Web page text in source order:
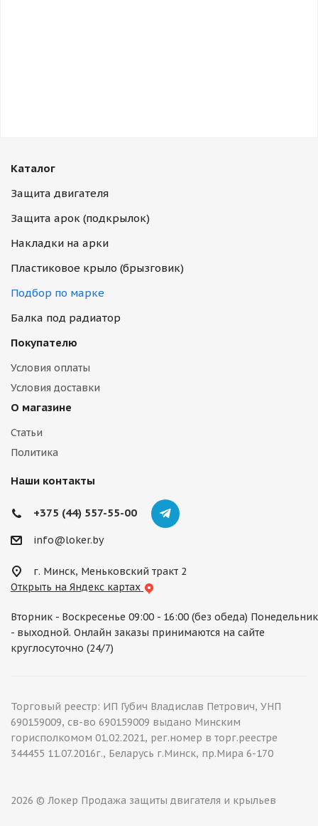
Каталог
Защита двигателя
Защита арок (подкрылок)
Накладки на арки
Пластиковое крыло (брызговик)
Подбор по марке
Балка под радиатор
Покупателю
Условия оплаты
Условия доставки
О магазине
Статьи
Политика
Наши контакты
+375 (44) 557-55-00
info@loker.by
г. Минск, Меньковский тракт 2
Открыть на Яндекс картах
Вторник - Воскресенье 09:00 - 16:00 (без обеда) Понедельник
- выходной. Онлайн заказы принимаются на сайте
круглосуточно (24/7)
Торговый реестр: ИП Губич Владислав Петрович, УНП
690159009, св-во 690159009 выдано Минским
горисполкомом 01.02.2021, рег.номер в торг.реестре
344455 11.07.2016г., Беларусь г.Минск, пр.Мира 6-170
2026 © Локер Продажа защиты двигателя и крыльев